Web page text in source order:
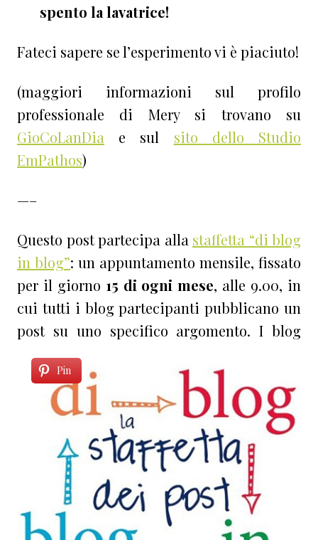
spento la lavatrice!
Fateci sapere se l’esperimento vi è piaciuto!
(maggiori informazioni sul profilo
professionale di Mery si trovano su
GioCoLanDia e sul sito dello Studio
EmPathos)
—–
Questo post partecipa alla staffetta “di blog
in blog”: un appuntamento mensile, fissato
per il giorno 15 di ogni mese, alle 9.00, in
cui tutti i blog partecipanti pubblicano un
post su uno specifico argomento.
Pin
I blog